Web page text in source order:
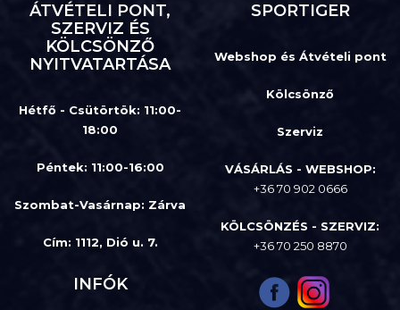
ÁTVÉTELI PONT,
SZERVIZ ÉS
KÖLCSÖNZŐ
NYITVATARTÁSA
Hétfő - Csütörtök: 11:00-
18:00
Péntek: 11:00-16:00
Szombat-Vasárnap: Zárva
Cím: 1112, Dió u. 7.
SPORTIGER
Webshop és Átvételi pont
Kölcsönző
Szerviz
VÁSÁRLÁS - WEBSHOP:
+36 70 902 0666
KÖLCSÖNZÉS - SZERVIZ:
+36 70 250 8870
INFÓK